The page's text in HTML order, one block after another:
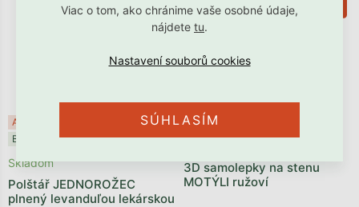
Viac o tom, ako chránime vaše osobné údaje,
nájdete tu.
SÚHLASÍM
Akcia
Benlemi®
Polštář JEDNOROŽEC
plnený levanduľou lekárskou
Skladom
Akcia
3D samolepky na stenu
MOTÝLI ružoví